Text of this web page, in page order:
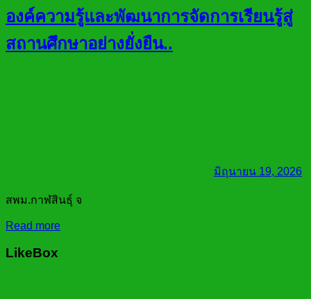
องค์ความรู้และพัฒนาการจัดการเรียนรู้สู่
สถานศึกษาอย่างยั่งยืน..
มิถุนายน 19, 2026
สพม.กาฬสินธุ์ จ
Read more
LikeBox